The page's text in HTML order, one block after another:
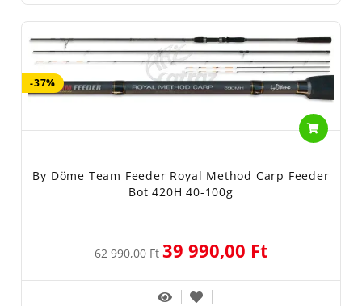
-37%
By Döme Team Feeder Royal Method Carp Feeder
Bot 420H 40-100g
62 990,00 Ft 39 990,00 Ft